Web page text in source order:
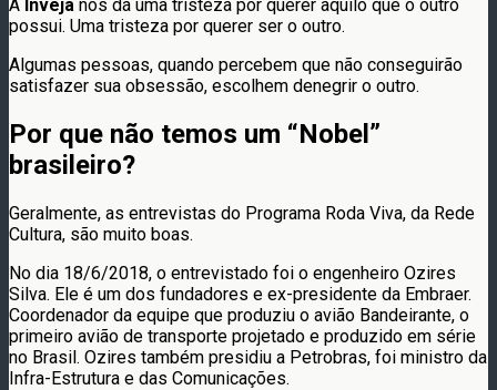
A Inveja nos dá uma tristeza por querer aquilo que o outro
possui. Uma tristeza por querer ser o outro.
Algumas pessoas, quando percebem que não conseguirão
satisfazer sua obsessão, escolhem denegrir o outro.
Por que não temos um “Nobel”
brasileiro?
Geralmente, as entrevistas do Programa Roda Viva, da Rede
Cultura, são muito boas.
No dia 18/6/2018, o entrevistado foi o engenheiro Ozires
Silva. Ele é um dos fundadores e ex-presidente da Embraer.
Coordenador da equipe que produziu o avião Bandeirante, o
primeiro avião de transporte projetado e produzido em série
no Brasil. Ozires também presidiu a Petrobras, foi ministro da
Infra-Estrutura e das Comunicações.